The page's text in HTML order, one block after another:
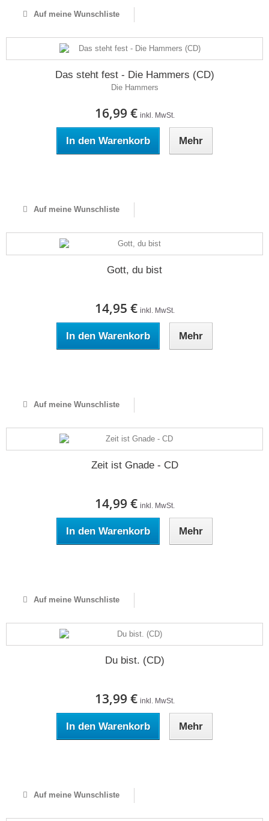
Auf meine Wunschliste
Das steht fest - Die Hammers (CD)
Die Hammers
16,99 € inkl. MwSt.
In den Warenkorb Mehr
Auf meine Wunschliste
Gott, du bist
14,95 € inkl. MwSt.
In den Warenkorb Mehr
Auf meine Wunschliste
Zeit ist Gnade - CD
14,99 € inkl. MwSt.
In den Warenkorb Mehr
Auf meine Wunschliste
Du bist. (CD)
13,99 € inkl. MwSt.
In den Warenkorb Mehr
Auf meine Wunschliste